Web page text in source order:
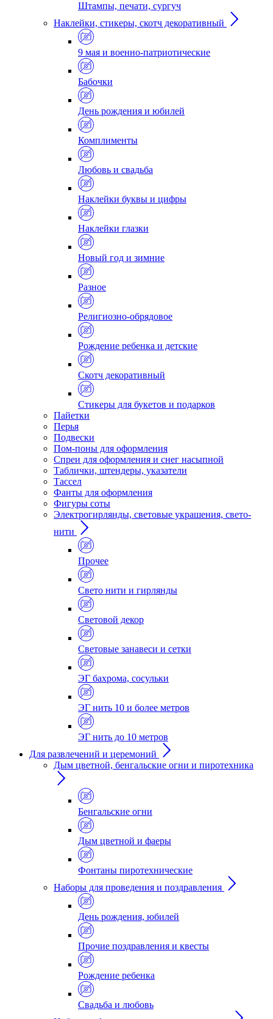
Штампы, печати, сургуч
Наклейки, стикеры, скотч декоративный
9 мая и военно-патриотические
Бабочки
День рождения и юбилей
Комплименты
Любовь и свадьба
Наклейки буквы и цифры
Наклейки глазки
Новый год и зимние
Разное
Религиозно-обрядовое
Рождение ребенка и детские
Скотч декоративный
Стикеры для букетов и подарков
Пайетки
Перья
Подвески
Пом-поны для оформления
Спреи для оформления и снег насыпной
Таблички, штендеры, указатели
Тассел
Фанты для оформления
Фигуры соты
Электрогирлянды, световые украшения, свето-
нити
Прочее
Свето нити и гирлянды
Световой декор
Световые занавеси и сетки
ЭГ бахрома, сосульки
ЭГ нить 10 и более метров
ЭГ нить до 10 метров
Для развлечений и церемоний
Дым цветной, бенгальские огни и пиротехника
Бенгальские огни
Дым цветной и фаеры
Фонтаны пиротехнические
Наборы для проведения и поздравления
День рождения, юбилей
Прочие поздравления и квесты
Рождение ребенка
Свадьба и любовь